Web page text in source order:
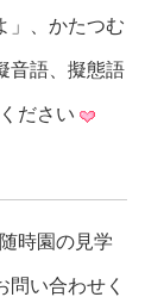
」、かたつむ
音語、擬態語
ださい
時園の見学
問い合わせく